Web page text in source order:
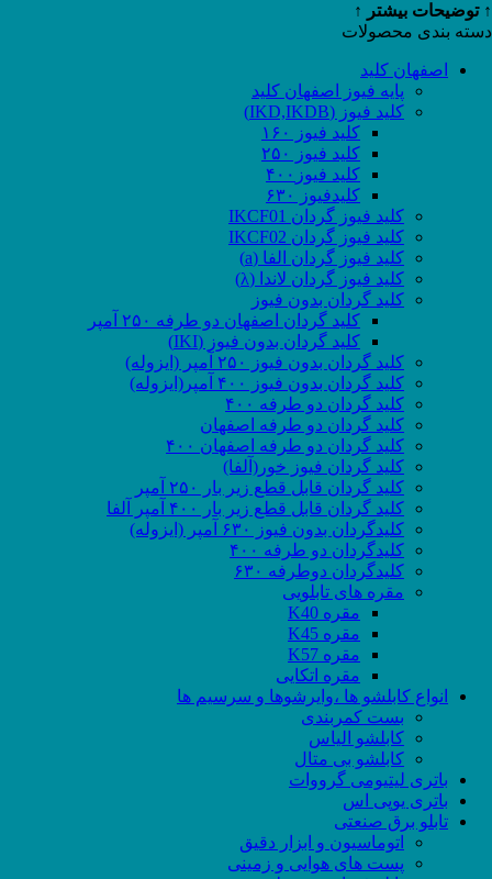
↑ توضیحات بیشتر ↑
دسته بندی محصولات
اصفهان کلید
پایه فیوز اصفهان کلید
کلید فیوز (IKD,IKDB)
کلید فیوز ۱۶۰
کلید فیوز ۲۵۰
کلید فیوز۴۰۰
کلیدفیوز ۶۳۰
کلید فیوز گردان IKCF01
کلید فیوز گردان IKCF02
کلید فیوز گردان الفا (a)
کلید فیوز گردان لاندا (λ)
کلید گردان بدون فیوز
کلید گردان اصفهان دو طرفه ۲۵۰ آمپر
کلید گردان بدون فیوز (IKI)
کلید گردان بدون فیوز ۲۵۰ آمپر (ایزوله)
کلید گردان بدون فیوز ۴۰۰ آمپر(ایزوله)
کلید گردان دو طرفه ۴۰۰
کلید گردان دو طرفه اصفهان
کلید گردان دو طرفه اصفهان ۴۰۰
کلید گردان فیوز خور(آلفا)
کلید گردان قابل قطع زیر بار ۲۵۰ آمپر
کلید گردان قابل قطع زیر بار ۴۰۰ آمپر آلفا
کلیدگردان بدون فیوز ۶۳۰ آمپر (ایزوله)
کلیدگردان دو طرفه ۴۰۰
کلیدگردان دوطرفه ۶۳۰
مقره های تابلویی
مقره K40
مقره K45
مقره K57
مقره اتکایی
انواع کابلشو ها ،وایرشوها و سرسیم ها
بست کمربندی
کابلشو الیاس
کابلشو بی متال
باتری لیتیومی گرووات
باتری یوپی اس
تابلو برق صنعتی
اتوماسیون و ابزار دقیق
پست های هوایی و زمینی